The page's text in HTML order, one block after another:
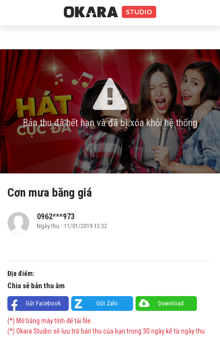
Bản thu đã hết hạn và đã bị xóa khỏi hệ thống
Cơn mưa băng giá
0962***973
Ngày thu : 11/01/2019 13:32
Địa điểm:
Chia sẻ bản thu âm
Gửi Facebook Gửi Zalo Download
(*) Mở bằng máy tính để tải file.
(*) Okara Studio sẽ lưu trữ bản thu của bạn trong 30 ngày kể từ ngày thu